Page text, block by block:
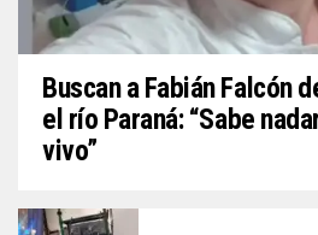
Buscan a Fabián Falcón
el río Paraná: “Sabe
vivo”